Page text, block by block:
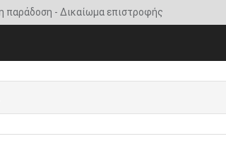
παράδοση - Δικαίωμα επιστροφής